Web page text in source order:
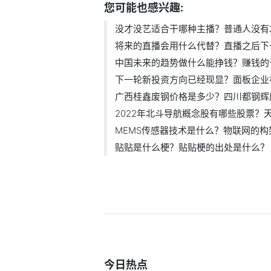
您可能也感兴趣:
没才没艺适合干哪种主播？普通人没
将来的直播会用什么代替？直播之后
中国未来的趋势做什么能挣钱？赚钱
下一轮新投资方向已经现显？面板企
广西桂鑫废钢价格是多少？四川都钢
2022年北斗导航概念股有哪些股票？
MEMS传感器技术是什么？物联网的构
贴贴是什么梗？贴贴梗的出处是什么？
今日热点